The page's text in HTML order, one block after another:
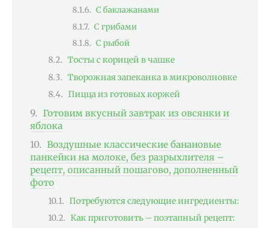
С баклажанами
С грибами
С рыбой
Тосты с корицей в чашке
Творожная запеканка в микроволновке
Пицца из готовых коржей
Готовим вкусный завтрак из овсянки и
яблока
Воздушные классические банановые
панкейки на молоке, без разрыхлителя –
рецепт, описанный пошагово, дополненный
фото
Потребуются следующие ингредиенты:
Как приготовить – поэтапный рецепт: